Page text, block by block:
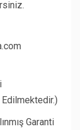
Garanti